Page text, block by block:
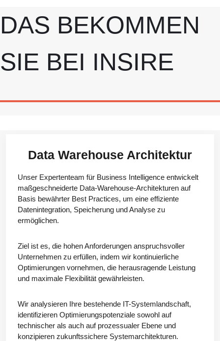
DAS BEKOMMEN
SIE BEI INSIRE
Data Warehouse Architektur
Unser Expertenteam für Business Intelligence entwickelt
maßgeschneiderte Data-Warehouse-Architekturen auf
Basis bewährter Best Practices, um eine effiziente
Datenintegration, Speicherung und Analyse zu
ermöglichen.
Ziel ist es, die hohen Anforderungen anspruchsvoller
Unternehmen zu erfüllen, indem wir kontinuierliche
Optimierungen vornehmen, die herausragende Leistung
und maximale Flexibilität gewährleisten.
Wir analysieren Ihre bestehende IT-Systemlandschaft,
identifizieren Optimierungspotenziale sowohl auf
technischer als auch auf prozessualer Ebene und
konzipieren zukunftssichere Systemarchitekturen.